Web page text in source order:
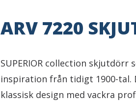
ARV 7220
SUPERIOR collection skjutdörr
inspiration från tidigt 1900-tal.
klassisk design med vackra